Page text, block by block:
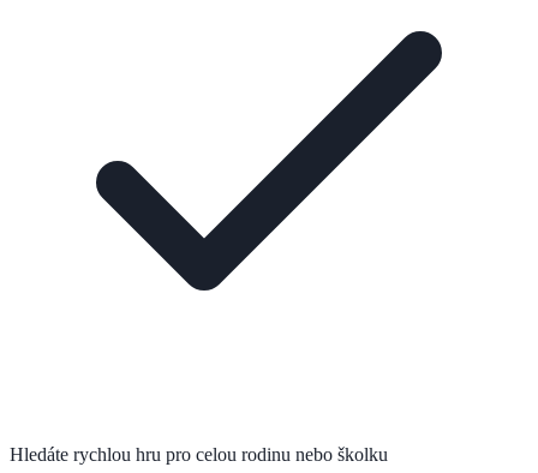
Hledáte rychlou hru pro celou rodinu nebo školku